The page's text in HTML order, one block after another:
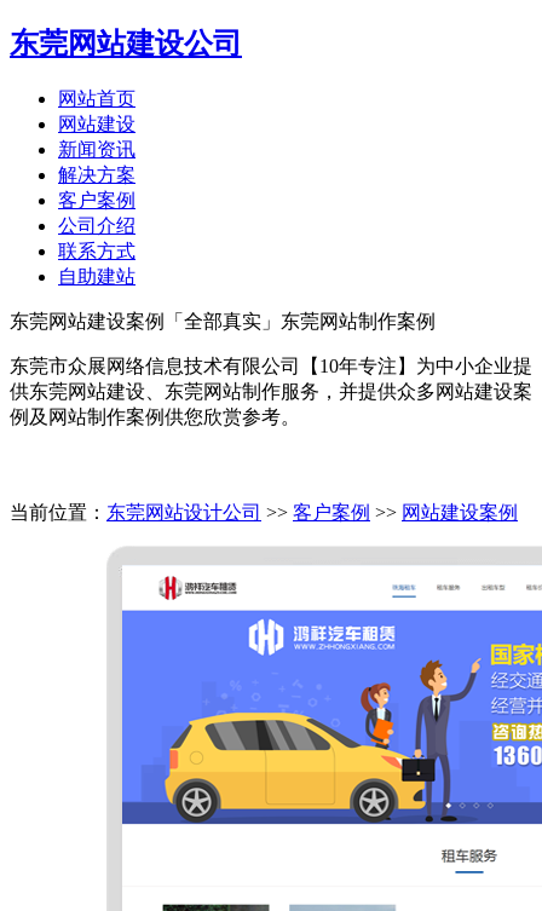
东莞网站建设公司
网站首页
网站建设
新闻资讯
解决方案
客户案例
公司介绍
联系方式
自助建站
东莞网站建设案例「全部真实」东莞网站制作案例
东莞市众展网络信息技术有限公司【10年专注】为中小企业提
供东莞网站建设、东莞网站制作服务，并提供众多网站建设案
例及网站制作案例供您欣赏参考。
当前位置： 东莞网站设计公司 >> 客户案例 >> 网站建设案例